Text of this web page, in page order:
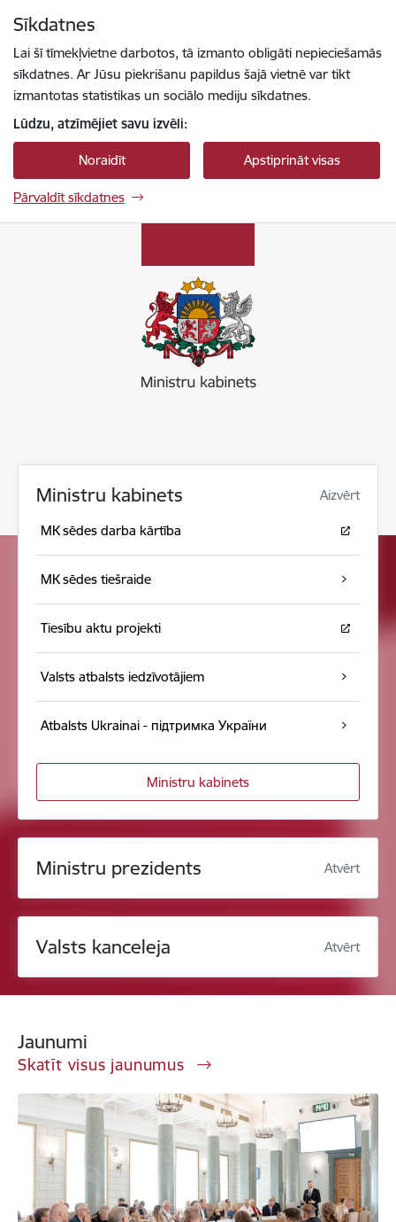
Sīkdatnes
Lai šī tīmekļvietne darbotos, tā izmanto obligāti nepieciešamās
sīkdatnes. Ar Jūsu piekrišanu papildus šajā vietnē var tikt
izmantotas statistikas un sociālo mediju sīkdatnes.
Lūdzu, atzīmējiet savu izvēli:
Noraidīt Apstiprināt visas
Pārvaldīt sīkdatnes
Ministru kabinets Aizvērt
MK sēdes darba kārtība
MK sēdes tiešraide
Tiesību aktu projekti
Valsts atbalsts iedzīvotājiem
Atbalsts Ukrainai - підтримка України
Ministru kabinets
Ministru prezidents Atvērt
Valsts kanceleja Atvērt
Jaunumi
Skatīt visus jaunumus